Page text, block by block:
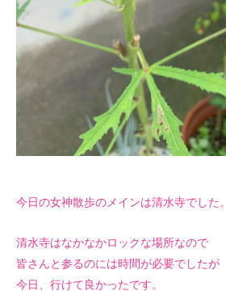
今日の女神散歩のメインは清水寺でした。
清水寺はなかなかロックな場所なので
皆さんと参るのには時間が必要でしたが
今日、行けて良かったです。